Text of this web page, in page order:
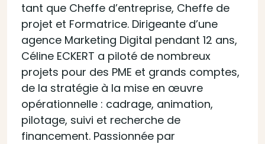
tant que Cheffe d’entreprise, Cheffe de
projet et Formatrice. Dirigeante d’une
agence Marketing Digital pendant 12 ans,
Céline ECKERT a piloté de nombreux
projets pour des PME et grands comptes,
de la stratégie à la mise en œuvre
opérationnelle : cadrage, animation,
pilotage, suivi et recherche de
financement. Passionnée par